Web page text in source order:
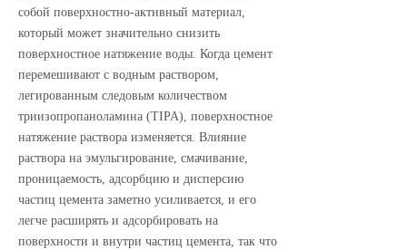
собой поверхностно-активный материал,
который может значительно снизить
поверхностное натяжение воды. Когда цемент
перемешивают с водным раствором,
легированным следовым количеством
триизопропаноламина (TIPA), поверхностное
натяжение раствора изменяется. Влияние
раствора на эмульгирование, смачивание,
проницаемость, адсорбцию и дисперсию
частиц цемента заметно усиливается, и его
легче расширять и адсорбировать на
поверхности и внутри частиц цемента, так что